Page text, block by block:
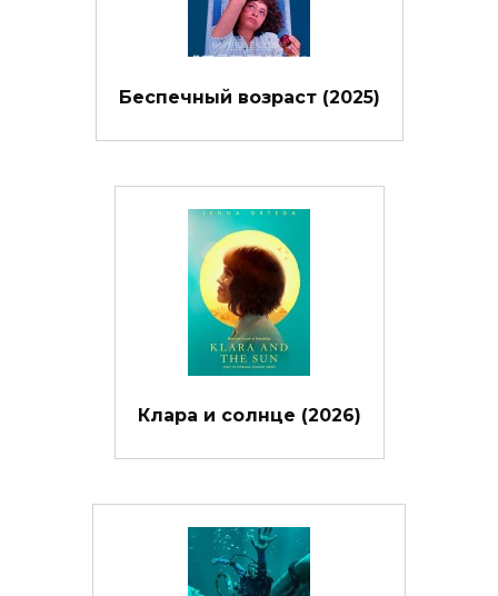
Беспечный возраст (2025)
Клара и солнце (2026)